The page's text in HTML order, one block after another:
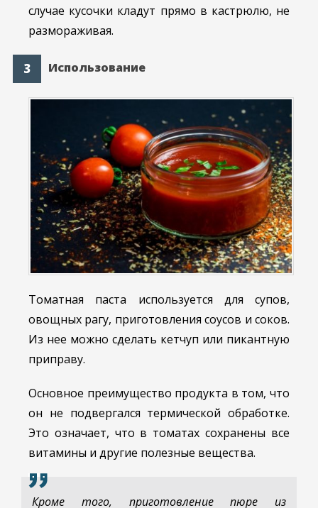
случае кусочки кладут прямо в кастрюлю, не
размораживая.
Использование
Томатная паста используется для супов,
овощных рагу, приготовления соусов и соков.
Из нее можно сделать кетчуп или пикантную
приправу.
Основное преимущество продукта в том, что
он не подвергался термической обработке.
Это означает, что в томатах сохранены все
витамины и другие полезные вещества.
Кроме того, приготовление пюре из